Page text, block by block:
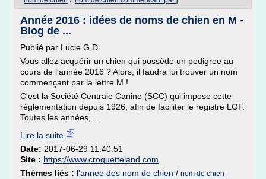
Année 2016 : idées de noms de chien en M -
Blog de ...
Publié par Lucie G.D.
Vous allez acquérir un chien qui possède un pedigree au
cours de l'année 2016 ? Alors, il faudra lui trouver un nom
commençant par la lettre M !
C'est la Société Centrale Canine (SCC) qui impose cette
réglementation depuis 1926, afin de faciliter le registre LOF.
Toutes les années,...
Lire la suite
Date: 2017-06-29 11:40:51
Site : https://www.croquetteland.com
Thèmes liés : l'annee des nom de chien / nom de chien